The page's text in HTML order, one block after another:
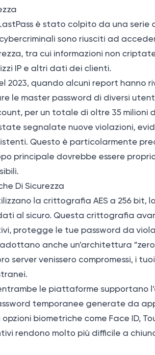
è stato colpito da una serie
sono riusciti ad
tra cui informazioni non
IP e altri dati dei clienti.
2023, quando alcuni report hanno
le master password di diversi
per un totale di oltre 35 milioni
segnalate nuove violazioni,
Questo è particolarmente
principale dovrebbe essere
Di Sicurezza
la crittografia AES a 256 bit,
al sicuro. Questa crittografia
protegge le tue password da
anche un’architettura
server venissero compromessi, i
le piattaforme supportano
temporanee generate da
biometriche come Face ID,
rendono molto più difficile a